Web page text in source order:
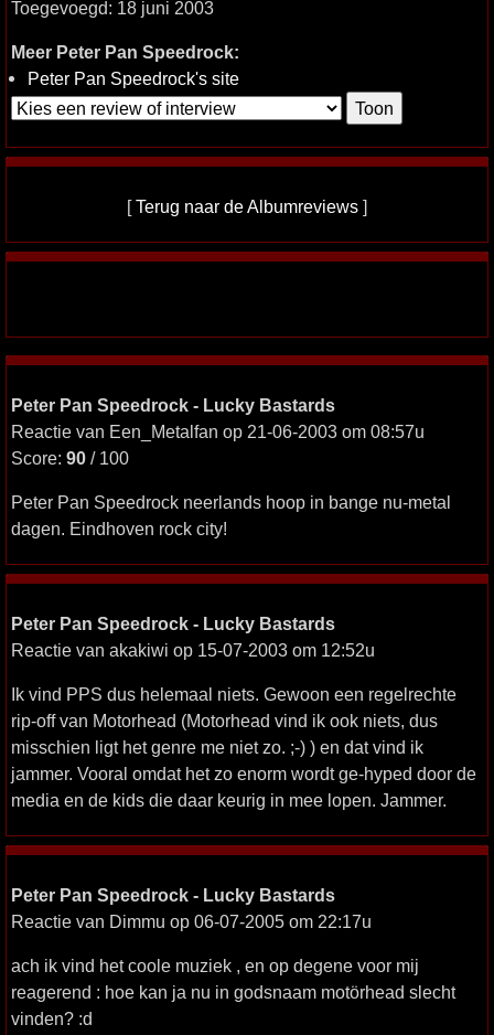
Toegevoegd: 18 juni 2003
Meer Peter Pan Speedrock:
Peter Pan Speedrock's site
[Terug naar de Albumreviews ]
Peter Pan Speedrock - Lucky Bastards
Reactie van Een_Metalfan op 21-06-2003 om 08:57u
Score: 90 / 100
Peter Pan Speedrock neerlands hoop in bange nu-metal
dagen. Eindhoven rock city!
Peter Pan Speedrock - Lucky Bastards
Reactie van akakiwi op 15-07-2003 om 12:52u
Ik vind PPS dus helemaal niets. Gewoon een regelrechte
rip-off van Motorhead (Motorhead vind ik ook niets, dus
misschien ligt het genre me niet zo. ;-) ) en dat vind ik
jammer. Vooral omdat het zo enorm wordt ge-hyped door de
media en de kids die daar keurig in mee lopen. Jammer.
Peter Pan Speedrock - Lucky Bastards
Reactie van Dimmu op 06-07-2005 om 22:17u
ach ik vind het coole muziek , en op degene voor mij
reagerend : hoe kan ja nu in godsnaam motörhead slecht
vinden? :d